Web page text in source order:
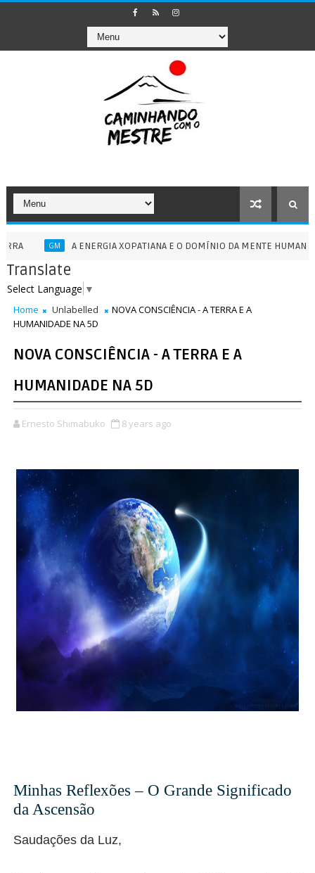
GM A ENERGIA XOPATIANA E O DOMÍNIO DA MENTE HUMANA - 13/07/
Translate
Select Language ▼
Home Unlabelled
NOVA CONSCIÊNCIA - A TERRA E A
HUMANIDADE NA 5D
NOVA CONSCIÊNCIA - A TERRA E A
HUMANIDADE NA 5D
Ernesto Shimabuko 8 years ago
Minhas Reflexões – O Grande Significado
da Ascensão
Saudações da Luz,